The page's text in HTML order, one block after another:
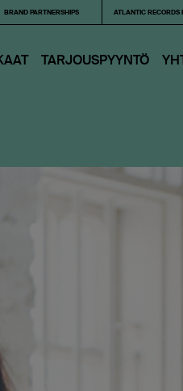
BRAND PARTNERSHIPS ATLANTIC RECORDS
TARJOUS­PYYNTÖ